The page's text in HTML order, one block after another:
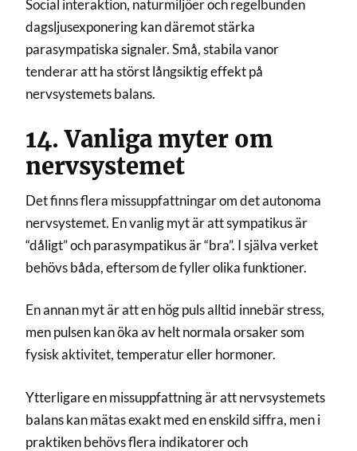
Social interaktion, naturmiljöer och regelbunden
dagsljusexponering kan däremot stärka
parasympatiska signaler. Små, stabila vanor
tenderar att ha störst långsiktig effekt på
nervsystemets balans.
14. Vanliga myter om
nervsystemet
Det finns flera missuppfattningar om det autonoma
nervsystemet. En vanlig myt är att sympatikus är
“dåligt” och parasympatikus är “bra”. I själva verket
behövs båda, eftersom de fyller olika funktioner.
En annan myt är att en hög puls alltid innebär stress,
men pulsen kan öka av helt normala orsaker som
fysisk aktivitet, temperatur eller hormoner.
Ytterligare en missuppfattning är att nervsystemets
balans kan mätas exakt med en enskild siffra, men i
praktiken behövs flera indikatorer och